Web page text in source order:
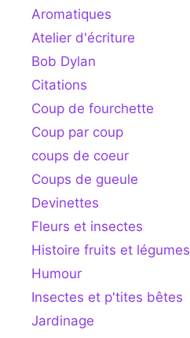
Aromatiques
Atelier d'écriture
Bob Dylan
Citations
Coup de fourchette
Coup par coup
coups de coeur
Coups de gueule
Devinettes
Fleurs et insectes
Histoire fruits et légumes
Humour
Insectes et p'tites bêtes
Jardinage